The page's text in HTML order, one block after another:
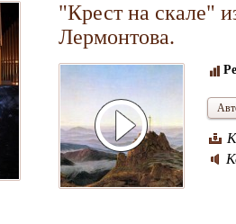
"Крест на скале"
Лермонтова.